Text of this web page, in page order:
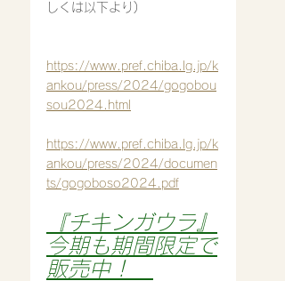
しくは以下より)
https://www.pref.chiba.lg.jp/k
ankou/press/2024/gogobou
sou2024.html
https://www.pref.chiba.lg.jp/k
ankou/press/2024/documen
ts/gogoboso2024.pdf
『チキンガウラ』
今期も期間限定で
販売中！